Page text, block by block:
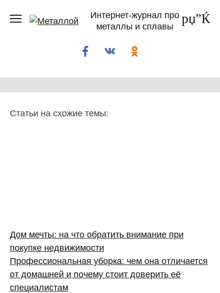
Интернет-журнал про
металлы и сплавы
Статьи на схожие темы:
Дом мечты: на что обратить внимание при
покупке недвижимости
Профессиональная уборка: чем она отличается
от домашней и почему стоит доверить её
специалистам